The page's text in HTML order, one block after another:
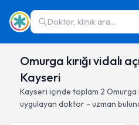
Doktor, klinik ara...
Omurga kırığı vidalı
Kayseri
Kayseri içinde toplam 2 Omurga
uygulayan doktor - uzman